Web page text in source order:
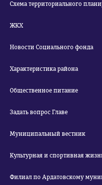
Схема территориального
ЖКХ
Новости Социального фонда
Характеристика района
Общественное питание
Задать вопрос Главе
Муниципальный вестник
Культурная и спортивная
Филиал по Ардатовскому